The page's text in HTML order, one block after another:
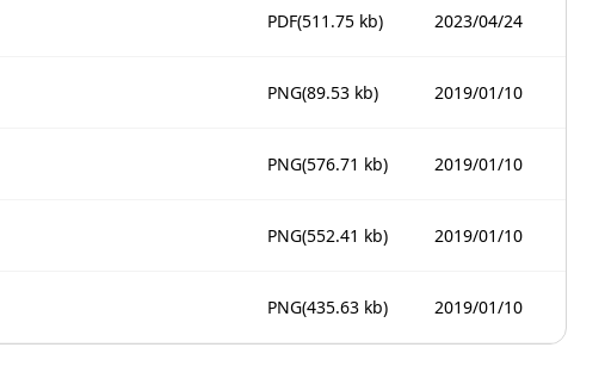
PDF(511.75 kb) 2023/04/24
PNG(89.53 kb) 2019/01/10
PNG(576.71 kb) 2019/01/10
PNG(552.41 kb) 2019/01/10
PNG(435.63 kb) 2019/01/10